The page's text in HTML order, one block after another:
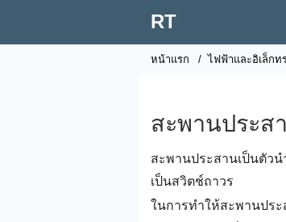
RT
หน้าแรก / ไฟฟ้าและอิเล็กท
สะพานประส
สะพานประสานเป็นตัว
เป็นสวิตช์ถาวร
ในการทำให้สะพานปร